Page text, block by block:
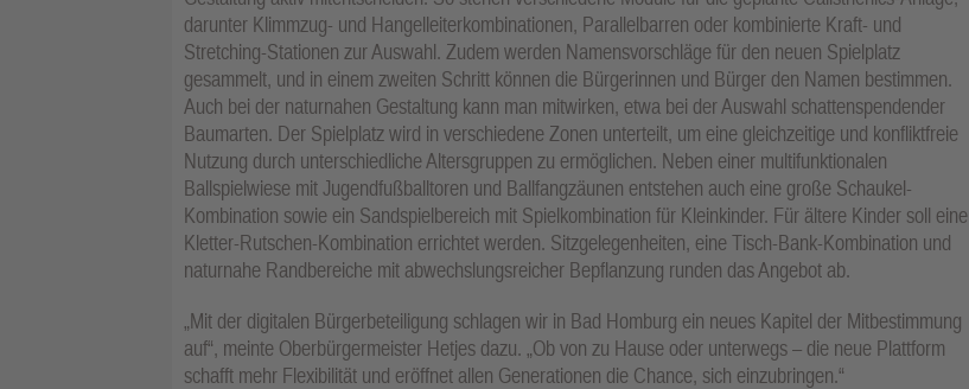
darunter Klimmzug- und Hangelleiterkombinationen, Parallelbarren oder kombinierte Kraft- und
Stretching-Stationen zur Auswahl. Zudem werden Namensvorschläge für den neuen Spielplatz
gesammelt, und in einem zweiten Schritt können die Bürgerinnen und Bürger den Namen bestimmen.
Auch bei der naturnahen Gestaltung kann man mitwirken, etwa bei der Auswahl schattenspendender
Baumarten. Der Spielplatz wird in verschiedene Zonen unterteilt, um eine gleichzeitige und konfliktfreie
Nutzung durch unterschiedliche Altersgruppen zu ermöglichen. Neben einer multifunktionalen
Ballspielwiese mit Jugendfußballtoren und Ballfangzäunen entstehen auch eine große Schaukel-
Kombination sowie ein Sandspielbereich mit Spielkombination für Kleinkinder. Für ältere Kinder soll eine
Kletter-Rutschen-Kombination errichtet werden. Sitzgelegenheiten, eine Tisch-Bank-Kombination und
naturnahe Randbereiche mit abwechslungsreicher Bepflanzung runden das Angebot ab.
„Mit der digitalen Bürgerbeteiligung schlagen wir in Bad Homburg ein neues Kapitel der Mitbestimmung
auf“, meinte Oberbürgermeister Hetjes dazu. „Ob von zu Hause oder unterwegs – die neue Plattform
schafft mehr Flexibilität und eröffnet allen Generationen die Chance, sich einzubringen.“